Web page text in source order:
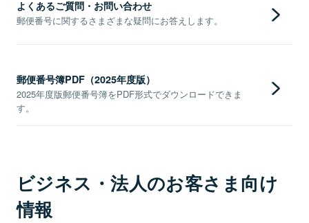
よくあるご質問・お問い合わせ
郵便番号に関するさまざまな疑問にお答えします。
郵便番号簿PDF（2025年度版）
2025年度版郵便番号簿をPDF形式でダウンロードできま
す。
ビジネス・法人のお客さま向け
情報